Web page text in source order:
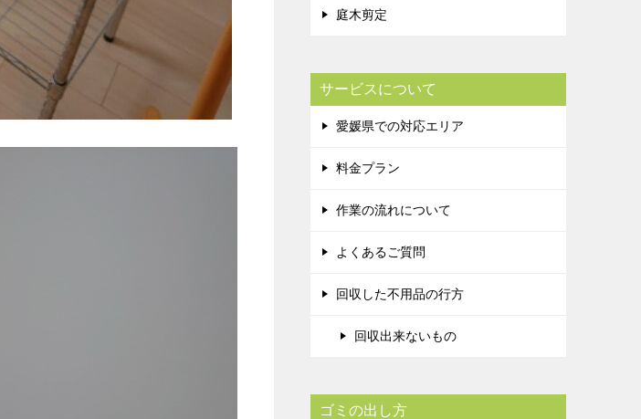
庭木剪定
サービスについて
愛媛県での対応エリア
料金プラン
作業の流れについて
よくあるご質問
回収した不用品の行方
回収出来ないもの
ゴミの出し方